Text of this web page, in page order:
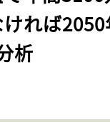
れば
析